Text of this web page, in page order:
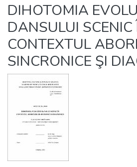
Statistics
DIHOTOMIA
DANSULUI SCENIC
CONTEXTUL
SINCRONICE ŞI